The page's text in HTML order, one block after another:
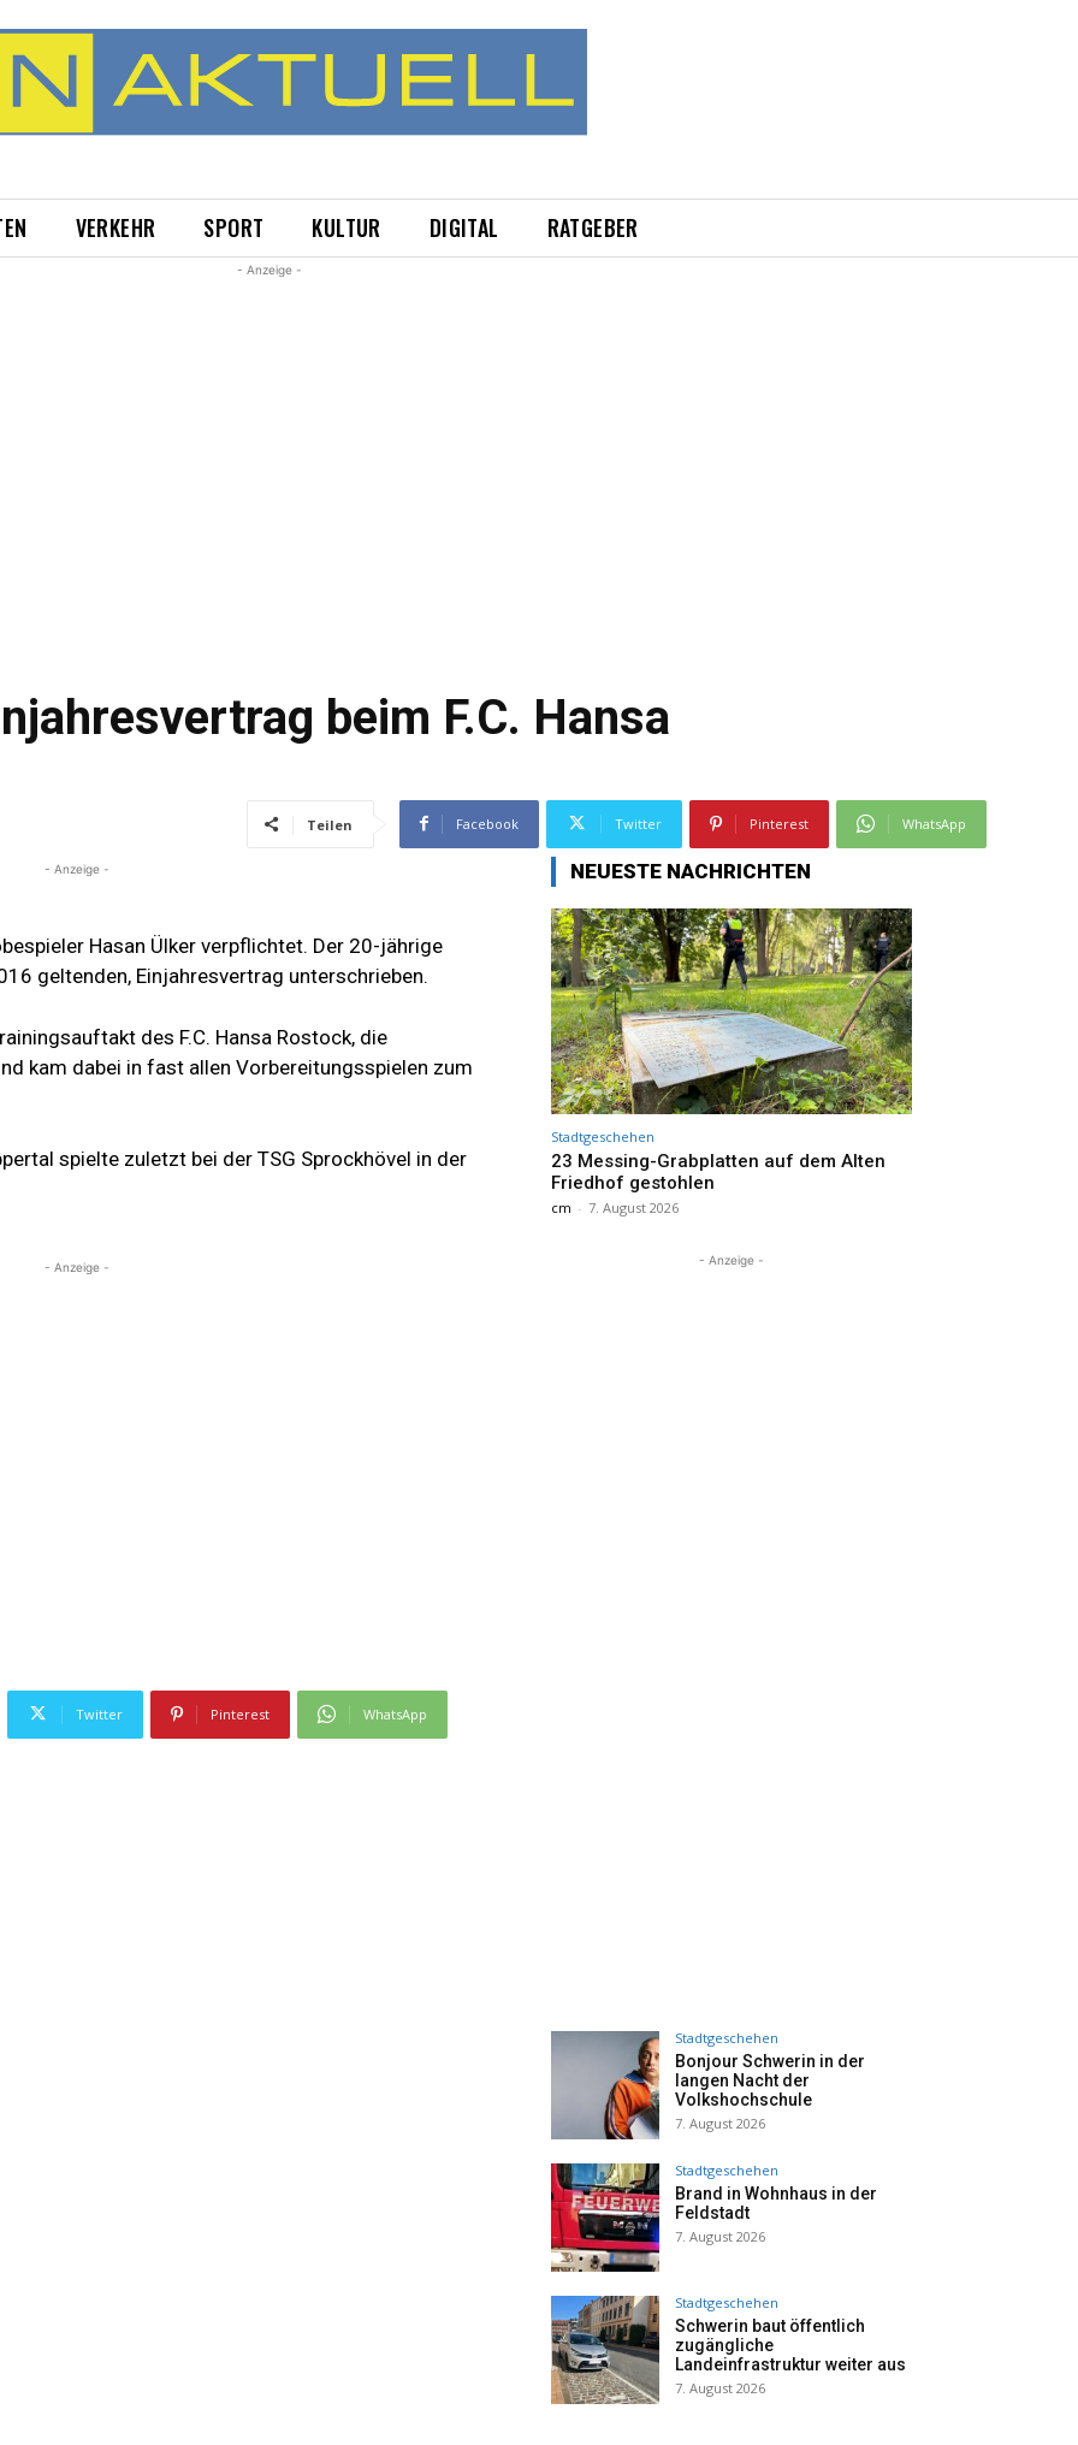
VERKEHR SPORT KULTUR DIGITAL RATGEBER
- Anzeige -
beim F.C. Hansa
Teilen Facebook Twitter Pinterest WhatsApp
- Anzeige -
Hasan Ülker verpflichtet. Der 20-jährige
geltenden, Einjahresvertrag unterschrieben.
des F.C. Hansa Rostock, die
kam dabei in fast allen Vorbereitungsspielen zum
spielte zuletzt bei der TSG Sprockhövel in der
- Anzeige -
Twitter Pinterest WhatsApp
NEUESTE NACHRICHTEN
Stadtgeschehen
23 Messing-Grabplatten auf dem Alten
Friedhof gestohlen
cm - 7. August 2026
- Anzeige -
Stadtgeschehen
Bonjour Schwerin in der
langen Nacht der
Volkshochschule
7. August 2026
Stadtgeschehen
Brand in Wohnhaus in der
Feldstadt
7. August 2026
Stadtgeschehen
Schwerin baut öffentlich
zugängliche
Landeinfrastruktur weiter aus
7. August 2026